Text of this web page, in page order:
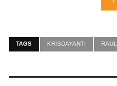
TAGS KRISDAYANTI